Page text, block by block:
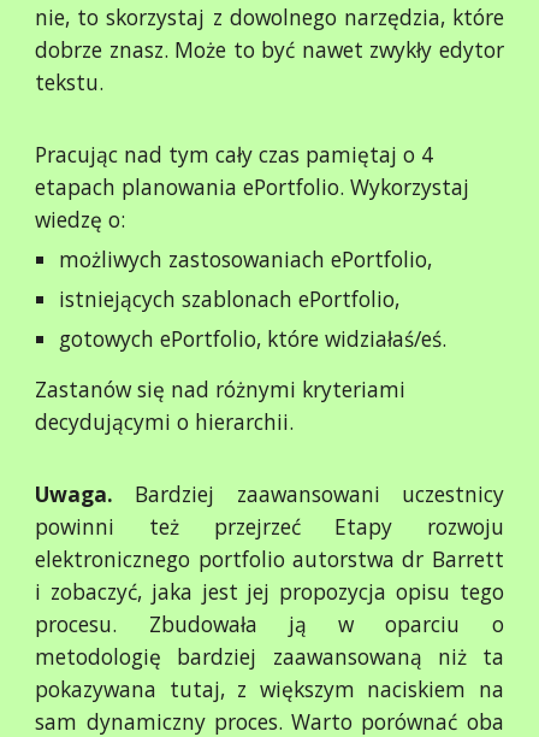
nie, to skorzystaj z dowolnego narzędzia, które
dobrze znasz. Może to być nawet zwykły edytor
tekstu.
Pracując nad tym cały czas pamiętaj o 4
etapach planowania ePortfolio. Wykorzystaj
wiedzę o:
możliwych zastosowaniach ePortfolio,
istniejących szablonach ePortfolio,
gotowych ePortfolio, które widziałaś/eś.
Zastanów się nad różnymi kryteriami
decydującymi o hierarchii.
Uwaga. Bardziej zaawansowani uczestnicy
powinni też przejrzeć Etapy rozwoju
elektronicznego portfolio autorstwa dr Barrett
i zobaczyć, jaka jest jej propozycja opisu tego
procesu. Zbudowała ją w oparciu o
metodologię bardziej zaawansowaną niż ta
pokazywana tutaj, z większym naciskiem na
sam dynamiczny proces. Warto porównać oba